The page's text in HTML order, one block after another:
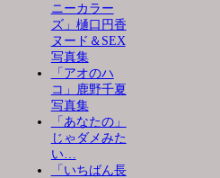
ニーカラー
ズ」樋口円香
ヌード＆SEX
写真集
「アオのハ
コ」鹿野千夏
写真集
「あなたの」
じゃダメみた
い…
「いちばん長